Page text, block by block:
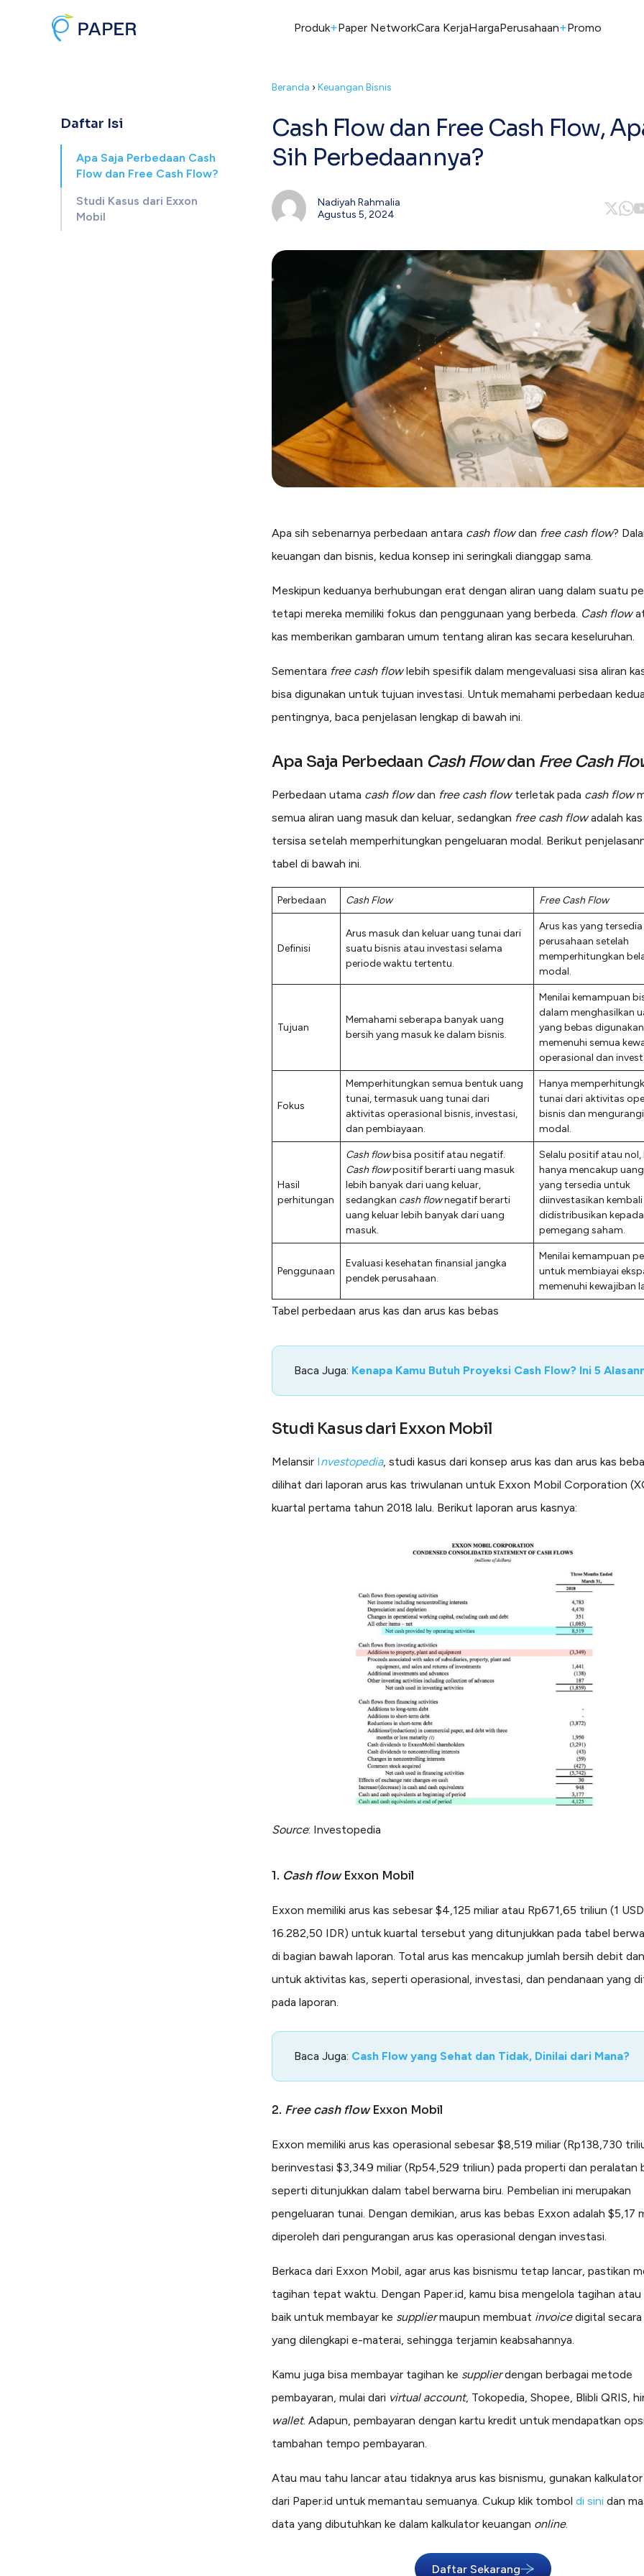
Produk+Paper NetworkCara KerjaHargaPerusahaan+Promo
Daftar Isi
Apa Saja Perbedaan Cash
Flow dan Free Cash Flow?
Studi Kasus dari Exxon
Mobil
Beranda › Keuangan Bisnis
Cash Flow dan Free Cash Flow,
Sih Perbedaannya?
Nadiyah Rahmalia
Agustus 5, 2024
Apa sih sebenarnya perbedaan antara cash flowdan free cash flow?
keuangan dan bisnis, kedua konsep ini seringkali dianggap sama.
Meskipun keduanya berhubungan erat dengan aliran uang dalam suatu
tetapi mereka memiliki fokus dan penggunaan yang berbeda. Cash flow
kas memberikan gambaran umum tentang aliran kas secara keseluruhan.
Sementara free cash flowlebih spesifik dalam mengevaluasi sisa aliran
bisa digunakan untuk tujuan investasi. Untuk memahami perbedaan
pentingnya, baca penjelasan lengkap di bawah ini.
Apa Saja Perbedaan Cash Flowdan Free Cash
Perbedaan utama cash flowdan free cash flowterletak pada cash flow
semua aliran uang masuk dan keluar, sedangkan free cash flowadalah
tersisa setelah memperhitungkan pengeluaran modal. Berikut
tabel di bawah ini.
Perbedaan Cash Flow Free Cash Flow
Definisi
Arus masuk dan keluar uang tunai dari
suatu bisnis atau investasi selama
periode waktu tertentu.
Arus kas yang
perusahaan setelah
memperhitungkan
modal.
Tujuan
Memahami seberapa banyak uang
bersih yang masuk ke dalam bisnis.
Menilai kemampuan
dalam menghasilkan
yang bebas
memenuhi semua
operasional dan
Fokus
Memperhitungkan semua bentuk uang
tunai, termasuk uang tunai dari
aktivitas operasional bisnis, investasi,
dan pembiayaan.
Hanya
tunai dari aktivitas
bisnis dan
modal.
Hasil
perhitungan
Cash flowbisa positif atau negatif.
Cash flowpositif berarti uang masuk
lebih banyak dari uang keluar,
sedangkan cash flownegatif berarti
uang keluar lebih banyak dari uang
masuk.
Selalu positif atau nol,
hanya mencakup
yang tersedia untuk
diinvestasikan
didistribusikan kepada
pemegang saham.
Penggunaan
Evaluasi kesehatan finansial jangka
pendek perusahaan.
Menilai kemampuan
untuk membiayai
memenuhi kewajiban
Tabel perbedaan arus kas dan arus kas bebas
Baca Juga: Kenapa Kamu Butuh Proyeksi Cash Flow? Ini 5
Studi Kasus dari Exxon Mobil
Melansir Investopedia, studi kasus dari konsep arus kas dan arus kas
dilihat dari laporan arus kas triwulanan untuk Exxon Mobil Corporation
kuartal pertama tahun 2018 lalu. Berikut laporan arus kasnya:
Source: Investopedia
1. Cash flowExxon Mobil
Exxon memiliki arus kas sebesar $4,125 miliar atau Rp671,65 triliun (1
16.282,50 IDR) untuk kuartal tersebut yang ditunjukkan pada tabel
di bagian bawah laporan. Total arus kas mencakup jumlah bersih debit
untuk aktivitas kas, seperti operasional, investasi, dan pendanaan yang
pada laporan.
Baca Juga: Cash Flow yang Sehat dan Tidak, Dinilai dari Mana?
2. Free cash flowExxon Mobil
Exxon memiliki arus kas operasional sebesar $8,519 miliar (Rp138,730
berinvestasi $3,349 miliar (Rp54,529 triliun) pada properti dan peralatan
seperti ditunjukkan dalam tabel berwarna biru. Pembelian ini merupakan
pengeluaran tunai. Dengan demikian, arus kas bebas Exxon adalah $5,17
diperoleh dari pengurangan arus kas operasional dengan investasi.
Berkaca dari Exxon Mobil, agar arus kas bisnismu tetap lancar, pastikan
tagihan tepat waktu. Dengan Paper.id, kamu bisa mengelola tagihan atau
baik untuk membayar ke suppliermaupun membuat invoicedigital
yang dilengkapi e-materai, sehingga terjamin keabsahannya.
Kamu juga bisa membayar tagihan ke supplierdengan berbagai metode
pembayaran, mulai dari virtual account, Tokopedia, Shopee, Blibli QRIS,
wallet. Adapun, pembayaran dengan kartu kredit untuk mendapatkan
tambahan tempo pembayaran.
Atau mau tahu lancar atau tidaknya arus kas bisnismu, gunakan
dari Paper.id untuk memantau semuanya. Cukup klik tombol di sini dan
data yang dibutuhkan ke dalam kalkulator keuangan online.
Daftar Sekarang